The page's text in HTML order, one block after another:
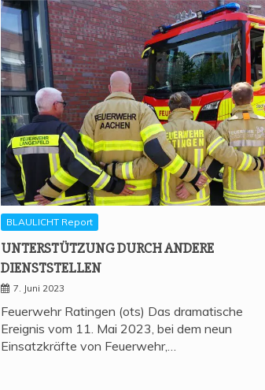
BLAULICHT Report
UNTER­STÜT­ZUNG DURCH ANDE­RE
DIENSTSTELLEN
7. Juni 2023
Feuerwehr Ratingen (ots) Das dramatische
Ereignis vom 11. Mai 2023, bei dem neun
Einsatzkräfte von Feuerwehr,…